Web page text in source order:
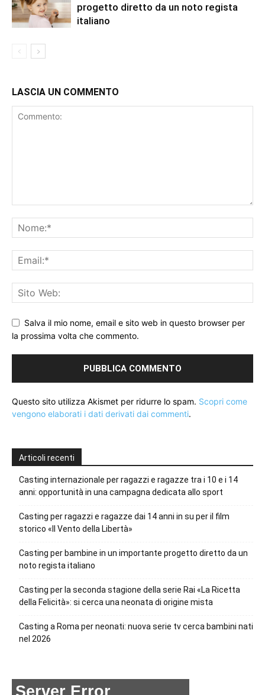
progetto diretto da un noto regista
italiano
LASCIA UN COMMENTO
Salva il mio nome, email e sito web in questo browser per
la prossima volta che commento.
Questo sito utilizza Akismet per ridurre lo spam. Scopri come
vengono elaborati i dati derivati dai commenti.
Articoli recenti
Casting internazionale per ragazzi e ragazze tra i 10 e i 14
anni: opportunità in una campagna dedicata allo sport
Casting per ragazzi e ragazze dai 14 anni in su per il film
storico «Il Vento della Libertà»
Casting per bambine in un importante progetto diretto da un
noto regista italiano
Casting per la seconda stagione della serie Rai «La Ricetta
della Felicità»: si cerca una neonata di origine mista
Casting a Roma per neonati: nuova serie tv cerca bambini nati
nel 2026